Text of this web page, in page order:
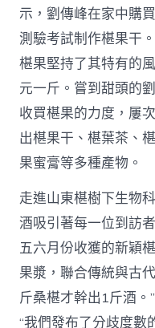
示，劉傳峰在家中購
測驗考試制作椹果干
椹果堅持了其特有的
元一斤。嘗到甜頭的
收買椹果的力度，屢
出椹果干、椹葉茶、
果蜜膏等多種產物。
走進山東椹樹下生物
酒吸引著每一位到訪
五六月份收獲的新穎
果漿，聯合傳統與古
斤桑椹才幹出1斤酒。
“我們發布了分歧度數